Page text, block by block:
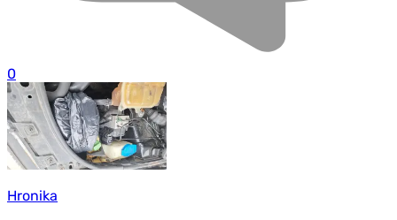
0
Hronika